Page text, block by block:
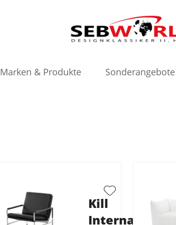
Marken & Produkte Sonderangebote
Kill
International